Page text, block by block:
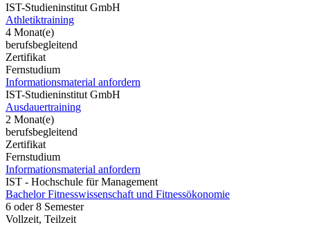
IST-Studieninstitut GmbH
Athletiktraining
4 Monat(e)
berufsbegleitend
Zertifikat
Fernstudium
Informationsmaterial anfordern
IST-Studieninstitut GmbH
Ausdauertraining
2 Monat(e)
berufsbegleitend
Zertifikat
Fernstudium
Informationsmaterial anfordern
IST - Hochschule für Management
Bachelor Fitnesswissenschaft und Fitnessökonomie
6 oder 8 Semester
Vollzeit, Teilzeit